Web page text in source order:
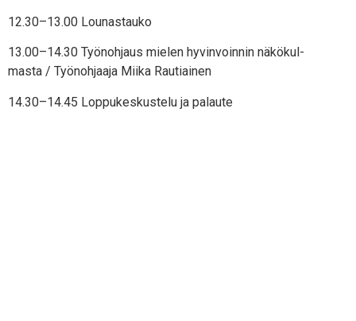
12.30–13.00 Lou­nas­tau­ko
13.00–14.30 Työ­noh­jaus mie­len hyvin­voin­nin näkö­kul­
mas­ta / Työ­noh­jaa­ja Mii­ka Rautiainen
14.30–14.45 Lop­pu­kes­kus­te­lu ja palaute